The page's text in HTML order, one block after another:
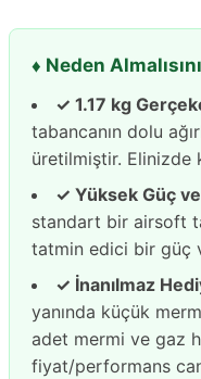
♦️ Neden
✓ 1.17 kg
tabancanın dolu
üretilmiştir. Elinizde
✓ Yüksek Güç ve
standart bir airsoft
tatmin edici bir güç
✓ İnanılmaz
yanında küçük
adet mermi ve gaz
fiyat/performans